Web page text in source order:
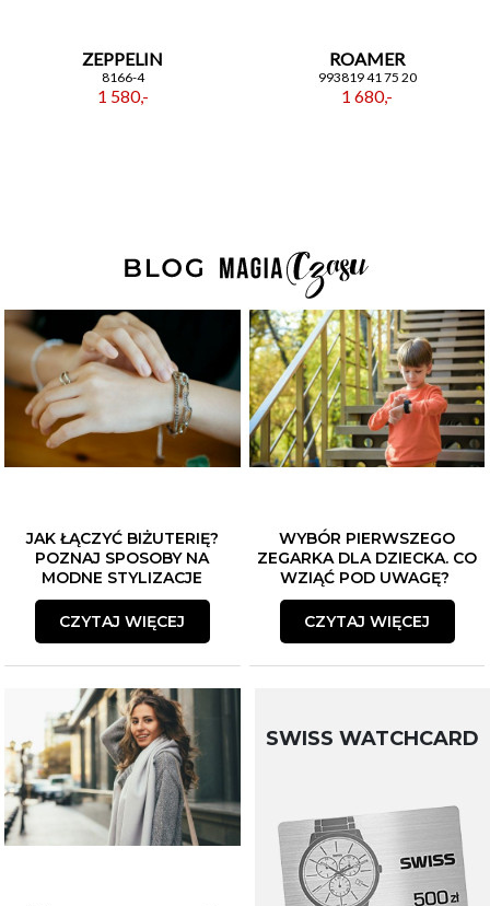
ZEPPELIN
8166-4
1 580,-
ROAMER
993819 41 75 20
1 680,-
JAK ŁĄCZYĆ BIŻUTERIĘ?
POZNAJ SPOSOBY NA
MODNE STYLIZACJE
CZYTAJ WIĘCEJ
WYBÓR PIERWSZEGO
ZEGARKA DLA DZIECKA. CO
WZIĄĆ POD UWAGĘ?
CZYTAJ WIĘCEJ
SWISS WATCHCARD